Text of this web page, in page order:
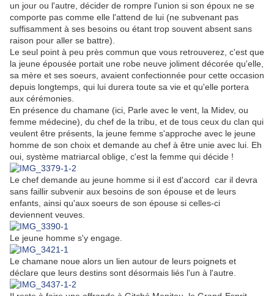
un jour ou l'autre, décider de rompre l'union si son époux ne se
comporte pas comme elle l'attend de lui (ne subvenant pas
suffisamment à ses besoins ou étant trop souvent absent sans
raison pour aller se battre).
Le seul point à peu près commun que vous retrouverez, c'est que
la jeune épousée portait une robe neuve joliment décorée qu'elle,
sa mère et ses soeurs, avaient confectionnée pour cette occasion
depuis longtemps, qui lui durera toute sa vie et qu'elle portera
aux cérémonies.
En présence du chamane (ici, Parle avec le vent, la Midev, ou
femme médecine), du chef de la tribu, et de tous ceux du clan qui
veulent être présents, la jeune femme s'approche avec le jeune
homme de son choix et demande au chef à être unie avec lui. Eh
oui, système matriarcal oblige, c'est la femme qui décide !
Le chef demande au jeune homme si il est d'accord car il devra
sans faillir subvenir aux besoins de son épouse et de leurs
enfants, ainsi qu'aux soeurs de son épouse si celles-ci
deviennent veuves.
Le jeune homme s'y engage.
Le chamane noue alors un lien autour de leurs poignets et
déclare que leurs destins sont désormais liés l'un à l'autre.